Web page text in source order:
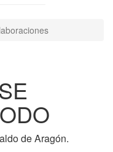
de Aragón.